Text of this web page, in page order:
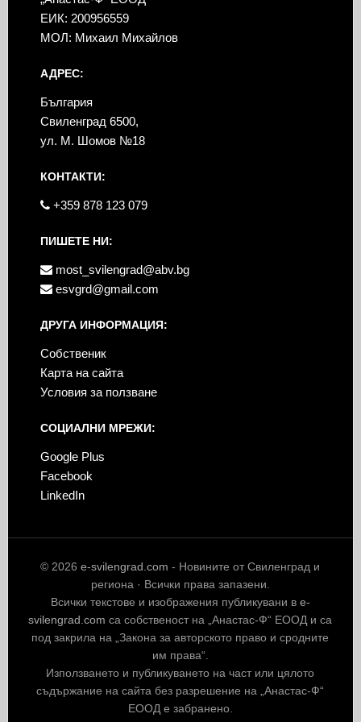
ЕИК: 200956559
МОЛ: Михаил Михайлов
АДРЕС:
България
Свиленград 6500,
ул. М. Шомов №18
КОНТАКТИ:
+359 878 123 079
ПИШЕТЕ НИ:
most_svilengrad@abv.bg
esvgrd@gmail.com
ДРУГА ИНФОРМАЦИЯ:
Собственик
Карта на сайта
Условия за ползване
СОЦИАЛНИ МРЕЖИ:
Google Plus
Facebook
LinkedIn
© 2026e-svilengrad.com - Новините от Свиленград и
региона · Всички права запазени.
Всички текстове и изображения публикувани в e-
svilengrad.com са собственост на „Анастас-Ф“ ЕООД и са
под закрила на „Закона за авторското право и сродните
им права“.
Използването и публикуването на част или цялото
съдържание на сайта без разрешение на „Анастас-Ф“
ЕООД е забранено.